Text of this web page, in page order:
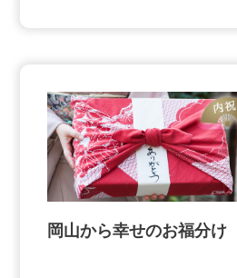
岡山から幸せのお福分け